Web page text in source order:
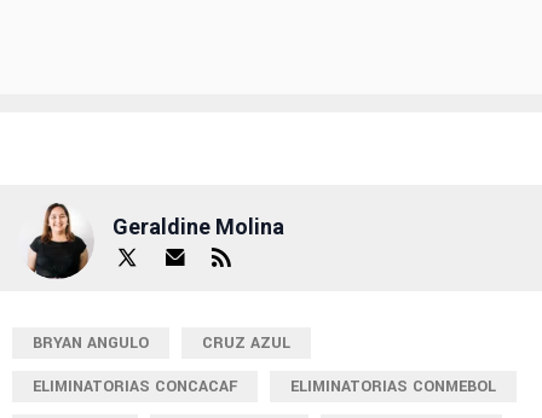
Geraldine Molina
BRYAN ANGULO
CRUZ AZUL
ELIMINATORIAS CONCACAF
ELIMINATORIAS CONMEBOL